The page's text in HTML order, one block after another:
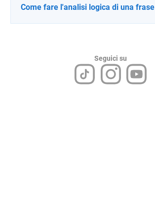
Come fare l'analisi logica di una frase
Seguici su